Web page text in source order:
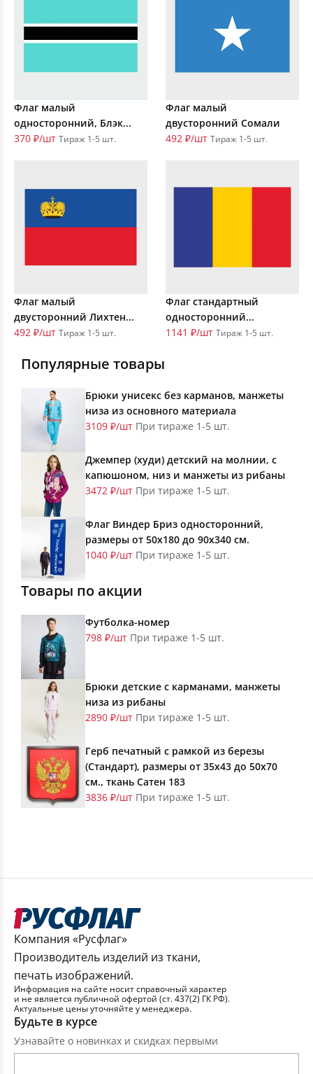
Флаг малый
односторонний, Блэк...
370 ₽/шт Тираж 1-5 шт.
Флаг малый
двусторонний Сомали
492 ₽/шт Тираж 1-5 шт.
Флаг малый
двусторонний Лихтен...
492 ₽/шт Тираж 1-5 шт.
Флаг стандартный
односторонний...
1141 ₽/шт Тираж 1-5 шт.
Популярные товары
Брюки унисекс без карманов, манжеты
низа из основного материала
3109 ₽/шт При тираже 1-5 шт.
Джемпер (худи) детский на молнии, с
капюшоном, низ и манжеты из рибаны
3472 ₽/шт При тираже 1-5 шт.
Флаг Виндер Бриз односторонний,
размеры от 50х180 до 90х340 см.
1040 ₽/шт При тираже 1-5 шт.
Товары по акции
Футболка-номер
798 ₽/шт При тираже 1-5 шт.
Брюки детские с карманами, манжеты
низа из рибаны
2890 ₽/шт При тираже 1-5 шт.
Герб печатный с рамкой из березы
(Стандарт), размеры от 35х43 до 50х70
см., ткань Сатен 183
3836 ₽/шт При тираже 1-5 шт.
Компания «Русфлаг»
Производитель изделий из ткани,
печать изображений.
Информация на сайте носит справочный характер
и не является публичной офертой (ст. 437(2) ГК РФ).
Актуальные цены уточняйте у менеджера.
Будьте в курсе
Узнавайте о новинках и скидках первыми